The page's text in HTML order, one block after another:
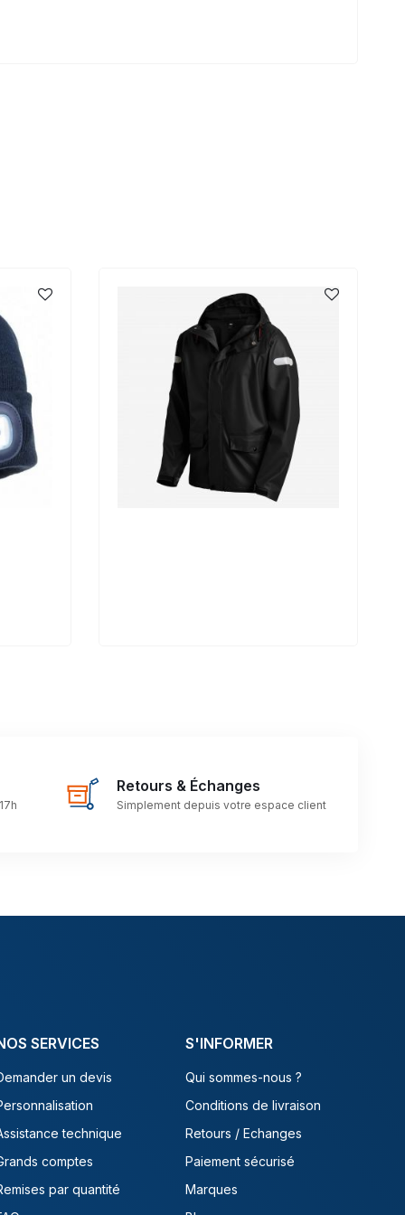
Retours & Échanges
Simplement depuis votre espace client
SERVICES
un devis
technique
comptes
par quantité
S'INFORMER
Qui sommes-nous ?
Conditions de livraison
Retours / Echanges
Paiement sécurisé
Marques